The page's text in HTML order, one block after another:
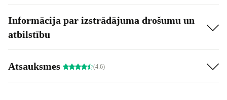
Informācija par izstrādājuma drošumu un
atbilstību
Atsauksmes (4.6)